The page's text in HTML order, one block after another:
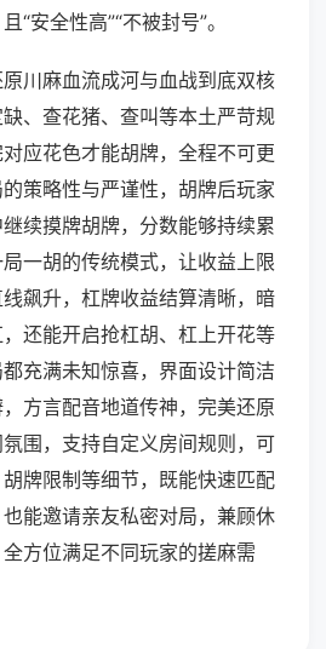
“安全性高”“不被封号”。
川麻血流成河与血战到底双核
、查花猪、查叫等本土严苛规
应花色才能胡牌，全程不可更
策略性与严谨性，胡牌后玩家
续摸牌胡牌，分数能够持续累
一胡的传统模式，让收益上限
飙升，杠牌收益结算清晰，暗
还能开启抢杠胡、杠上开花等
充满未知惊喜，界面设计简洁
方言配音地道传神，完美还原
围，支持自定义房间规则，可
牌限制等细节，既能快速匹配
能邀请亲友私密对局，兼顾休
方位满足不同玩家的搓麻需